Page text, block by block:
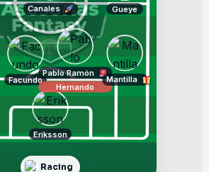
Eriksson
Facundo
Pablo Ramón
Hernando
Mantilla
Canales Gueye
Racing